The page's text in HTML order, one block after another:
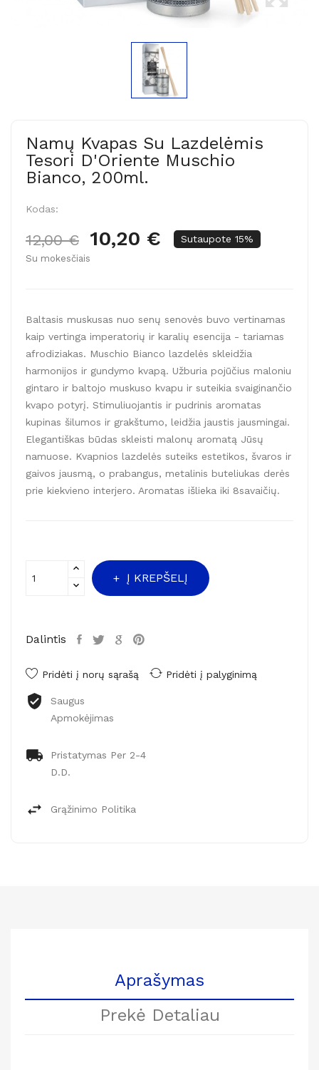
Namų Kvapas Su Lazdelėmis
Tesori D'Oriente Muschio
Bianco, 200ml.
Kodas:
12,00 € 10,20 € Sutaupote 15%
Su mokesčiais
Baltasis muskusas nuo senų senovės buvo vertinamas
kaip vertinga imperatorių ir karalių esencija - tariamas
afrodiziakas. Muschio Bianco lazdelės skleidžia
harmonijos ir gundymo kvapą. Užburia pojūčius maloniu
gintaro ir baltojo muskuso kvapu ir suteikia svaiginančio
kvapo potyrį. Stimuliuojantis ir pudrinis aromatas
kupinas šilumos ir grakštumo, leidžia jaustis jausmingai.
Elegantiškas būdas skleisti malonų aromatą Jūsų
namuose. Kvapnios lazdelės suteiks estetikos, švaros ir
gaivos jausmą, o prabangus, metalinis buteliukas derės
prie kiekvieno interjero. Aromatas išlieka iki 8savaičių.
Į KREPŠELĮ
Dalintis
Pridėti į norų sąrašą Pridėti į palyginimą
Saugus
Apmokėjimas
Pristatymas Per 2-4
D.d.
Grąžinimo Politika
Aprašymas
Prekė Detaliau